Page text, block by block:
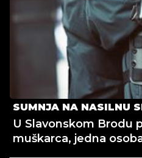
SUMNJA NA NASILNU
U Slavonskom Brodu
muškarca, jedna